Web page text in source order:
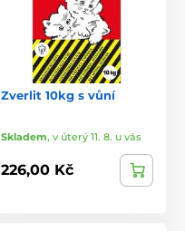
Zverlit 10kg s vůní
Skladem, v úterý 11. 8. u vás
226,00 Kč